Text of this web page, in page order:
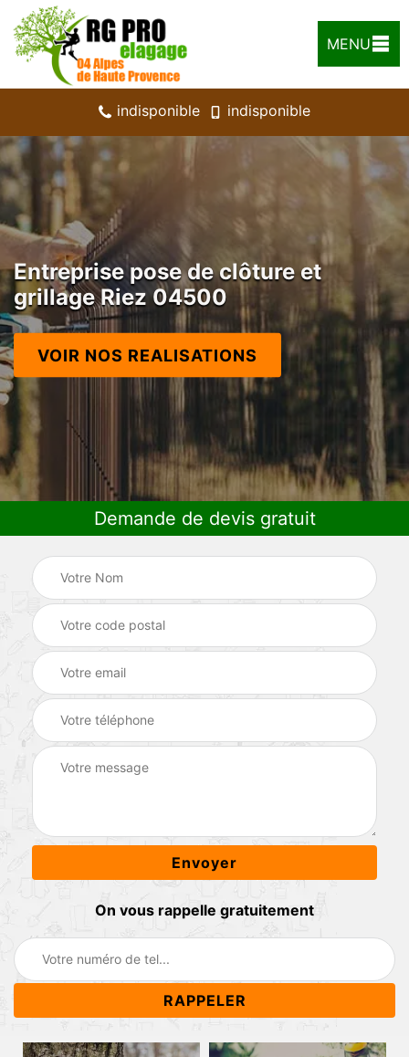
MENU
indisponible indisponible
Entreprise pose de clôture et
grillage Riez 04500
VOIR NOS REALISATIONS
Demande de devis gratuit
On vous rappelle gratuitement